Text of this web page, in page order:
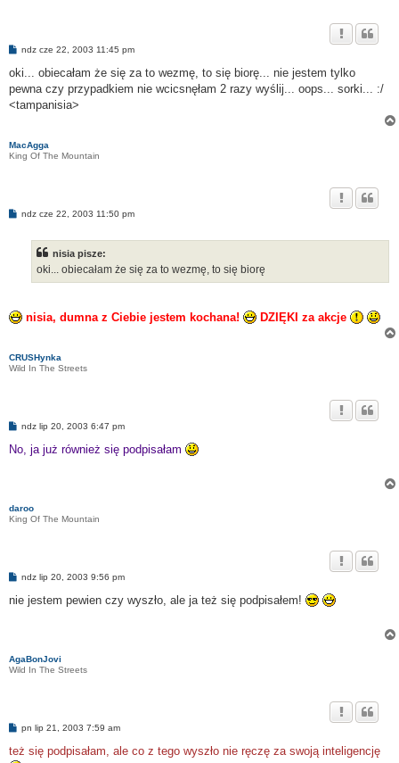
P
s
ndz cze 22, 2003 11:45 pm
oki... obiecałam że się za to wezmę, to się biorę... nie jestem tylko
pewna czy przypadkiem nie wcicsnęłam 2 razy wyślij... oops... sorki... :/
<tampanisia>
MacAgga
King Of The Mountain
Pndz cze 22, 2003 11:50 pm
nisia pisze:
oki... obiecałam że się za to wezmę, to się biorę
nisia, dumna z Ciebie jestem kochana! DZIĘKI za akcje
CRUSHynka
Wild In The Streets
P
s
ndz lip 20, 2003 6:47 pm
No, ja już również się podpisałam
daroo
King Of The Mountain
P
s
ndz lip 20, 2003 9:56 pm
nie jestem pewien czy wyszło, ale ja też się podpisałem!
AgaBonJovi
Wild In The Streets
P
s
pn lip 21, 2003 7:59 am
też się podpisałam, ale co z tego wyszło nie ręczę za swoją inteligencję